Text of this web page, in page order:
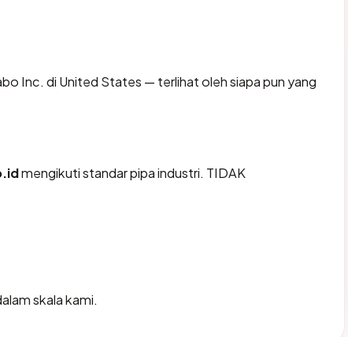
Inc. di United States — terlihat oleh siapa pun yang
mengikuti standar pipa industri. TIDAK
skala kami.